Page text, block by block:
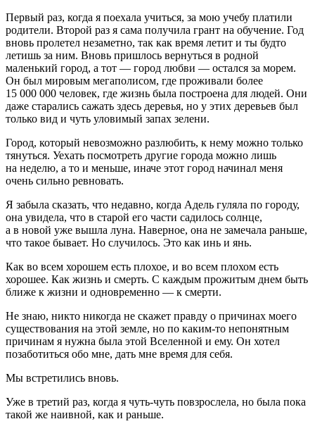
Первый раз, когда я поехала учиться, за мою учебу платили
родители. Второй раз я сама получила грант на обучение. Год
вновь пролетел незаметно, так как время летит и ты будто
летишь за ним. Вновь пришлось вернуться в родной
маленький город, а тот — город любви — остался за морем.
Он был мировым мегаполисом, где проживали более
15 000 000 человек, где жизнь была построена для людей. Они
даже старались сажать здесь деревья, но у этих деревьев был
только вид и чуть уловимый запах зелени.
Город, который невозможно разлюбить, к нему можно только
тянуться. Уехать посмотреть другие города можно лишь
на неделю, а то и меньше, иначе этот город начинал меня
очень сильно ревновать.
Я забыла сказать, что недавно, когда Адель гуляла по городу,
она увидела, что в старой его части садилось солнце,
а в новой уже вышла луна. Наверное, она не замечала раньше,
что такое бывает. Но случилось. Это как инь и янь.
Как во всем хорошем есть плохое, и во всем плохом есть
хорошее. Как жизнь и смерть. С каждым прожитым днем быть
ближе к жизни и одновременно — к смерти.
Не знаю, никто никогда не скажет правду о причинах моего
существования на этой земле, но по каким-то непонятным
причинам я нужна была этой Вселенной и ему. Он хотел
позаботиться обо мне, дать мне время для себя.
Мы встретились вновь.
Уже в третий раз, когда я чуть-чуть повзрослела, но была пока
такой же наивной, как и раньше.